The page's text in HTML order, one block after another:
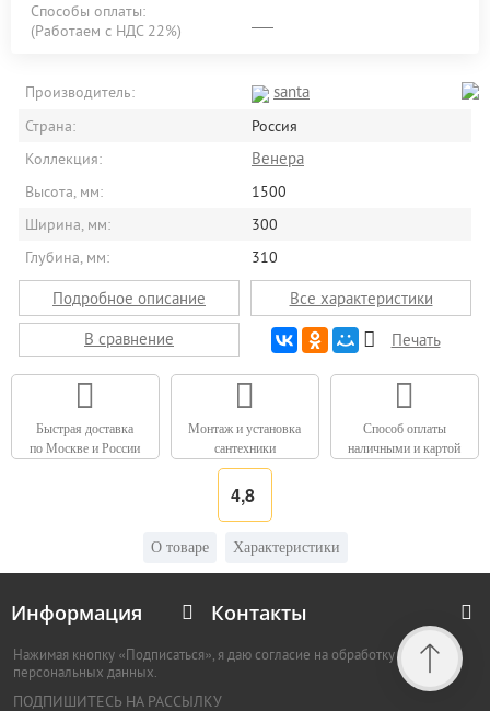
Способы оплаты:
(Работаем с НДС 22%)
Производитель: santa
Страна:
Россия
Коллекция:
Венера
Высота, мм:
1500
Ширина, мм:
300
Глубина, мм:
310
Подробное описание
Все характеристики
В сравнение
Печать
Быстрая доставка
по Москве и России
Монтаж и установка
сантехники
Способ оплаты
наличными и картой
4,8
О товаре Характеристики
Информация Контакты
Нажимая кнопку «Подписаться», я даю согласие на обработку
персональных данных.
ПОДПИШИТЕСЬ НА РАССЫЛКУ